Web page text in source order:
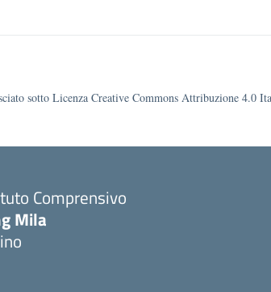
sotto Licenza Creative Commons Attribuzione 4.0
Comprensivo
Mila